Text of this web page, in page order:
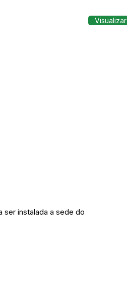
ser instalada a sede do
Visualizar